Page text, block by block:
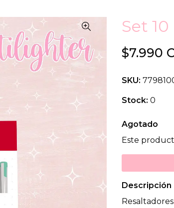
Set
$7.990
SKU:
Stock: 0
Agotado
Este
Descripción